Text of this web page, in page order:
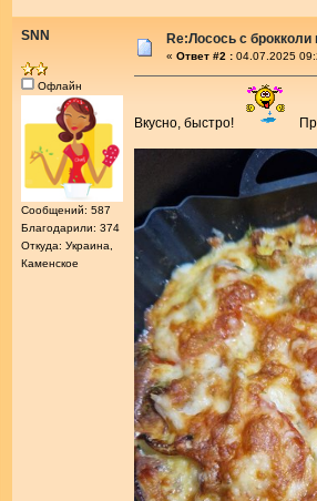
SNN
Офлайн
Сообщений: 587
Благодарили: 374
Откуда: Украина,
Каменское
Re:Лосось с
« Ответ #2 : 04.07.2025
Вкусно, быстро!